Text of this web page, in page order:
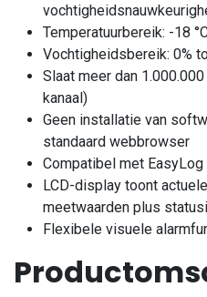
Temperatuurbereik: -18
Vochtigheidsbereik: 0%
Slaat meer dan
kanaal)
Geen installatie van
standaard webbrowser
Compatibel met EasyLog
LCD-display toont
meetwaarden plus
Flexibele visuele